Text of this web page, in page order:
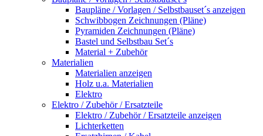
Baupläne / Vorlagen / Selbstbauset´s anzeigen
Schwibbogen Zeichnungen (Pläne)
Pyramiden Zeichnungen (Pläne)
Bastel und Selbstbau Set´s
Material + Zubehör
Materialien
Materialien anzeigen
Holz u.a. Materialien
Elektro
Elektro / Zubehör / Ersatzteile
Elektro / Zubehör / Ersatzteile anzeigen
Lichterketten